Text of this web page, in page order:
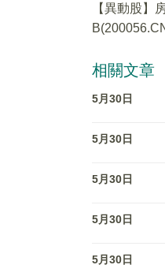
【異動股】
相關文章
5月30日
5月30日
5月30日
5月30日
5月30日